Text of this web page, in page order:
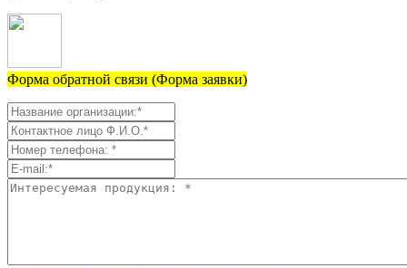
Форма обратной связи (Форма заявки)